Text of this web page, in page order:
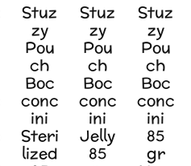
Stuz
zy
Pou
ch
Boc
conc
ini
Steri
lized
Stuz
zy
Pou
ch
Boc
conc
ini
Jelly
85
Stuz
zy
Pou
ch
Boc
conc
ini
85
gr